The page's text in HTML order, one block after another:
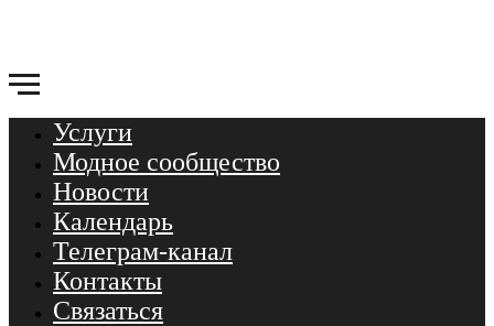
Услуги
Модное сообщество
Новости
Календарь
Телеграм-канал
Контакты
Связаться